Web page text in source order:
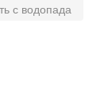
с водопада